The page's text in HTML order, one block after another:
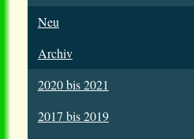
Neu
Archiv
2020 bis 2021
2017 bis 2019